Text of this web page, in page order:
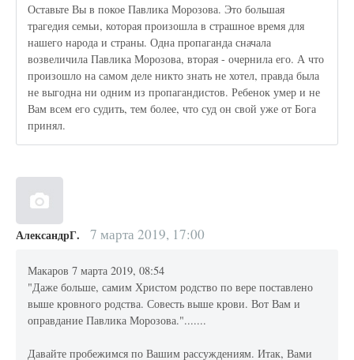
Оставьте Вы в покое Павлика Морозова. Это большая
трагедия семьи, которая произошла в страшное время для
нашего народа и страны. Одна пропаганда сначала
возвеличила Павлика Морозова, вторая - очернила его. А что
произошло на самом деле никто знать не хотел, правда была
не выгодна ни одним из пропагандистов. Ребенок умер и не
Вам всем его судить, тем более, что суд он свой уже от Бога
принял.
АлександрГ. 7 марта 2019, 17:00
Макаров 7 марта 2019, 08:54
"Даже больше, самим Христом родство по вере поставлено
выше кровного родства. Совесть выше крови. Вот Вам и
оправдание Павлика Морозова.".......
Давайте пробежимся по Вашим рассуждениям. Итак, Вами